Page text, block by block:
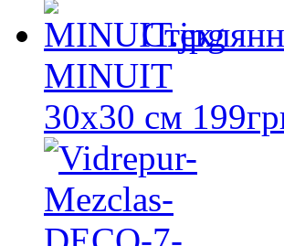
MINUIT
30x30 см 199